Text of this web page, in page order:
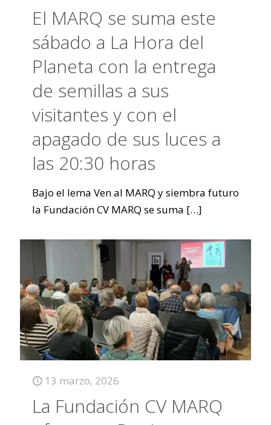
El MARQ se suma este
sábado a La Hora del
Planeta con la entrega
de semillas a sus
visitantes y con el
apagado de sus luces a
las 20:30 horas
Bajo el lema Ven al MARQ y siembra futuro
la Fundación CV MARQ se suma […]
13 marzo, 2026
La Fundación CV MARQ